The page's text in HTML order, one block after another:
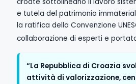
e tutela del patrimonio
la ratifica della Convenzione
collaborazione di esperti e
“La Repubblica di Croazia
attività di valorizzazione,